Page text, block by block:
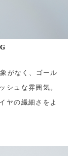
がなく、ゴール
シュな雰囲気。
ヤの繊細さをよ